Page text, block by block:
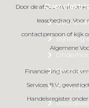
Over
Over
Bijtelling
Shuttel
Door de afbouw van de
leasebedrag.
contactpersoon of kijk
Algemene
Financiering wordt
Services B.V.,
Handelsregister